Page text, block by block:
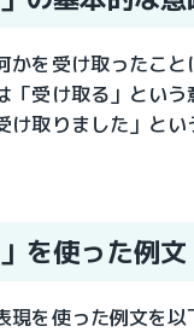
かを受け取ったこ
「受け取る」とい
取りました」とい
を使った例文
現を使った例文を以